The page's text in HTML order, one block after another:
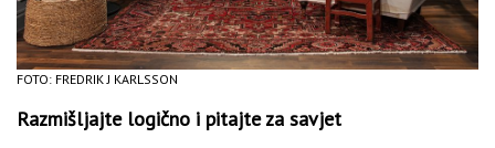
FOTO: FREDRIK J KARLSSON
Razmišljajte logično i pitajte za savjet